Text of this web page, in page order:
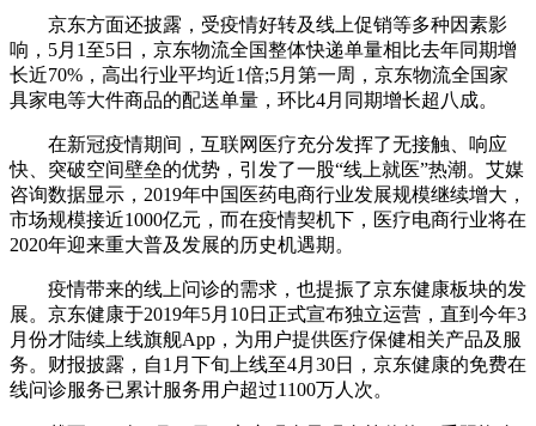
京东方面还披露，受疫情好转及线上促销等多种因素影
响，5月1至5日，京东物流全国整体快递单量相比去年同期增
长近70%，高出行业平均近1倍;5月第一周，京东物流全国家
具家电等大件商品的配送单量，环比4月同期增长超八成。
在新冠疫情期间，互联网医疗充分发挥了无接触、响应
快、突破空间壁垒的优势，引发了一股“线上就医”热潮。艾媒
咨询数据显示，2019年中国医药电商行业发展规模继续增大，
市场规模接近1000亿元，而在疫情契机下，医疗电商行业将在
2020年迎来重大普及发展的历史机遇期。
疫情带来的线上问诊的需求，也提振了京东健康板块的发
展。京东健康于2019年5月10日正式宣布独立运营，直到今年3
月份才陆续上线旗舰App，为用户提供医疗保健相关产品及服
务。财报披露，自1月下旬上线至4月30日，京东健康的免费在
线问诊服务已累计服务用户超过1100万人次。